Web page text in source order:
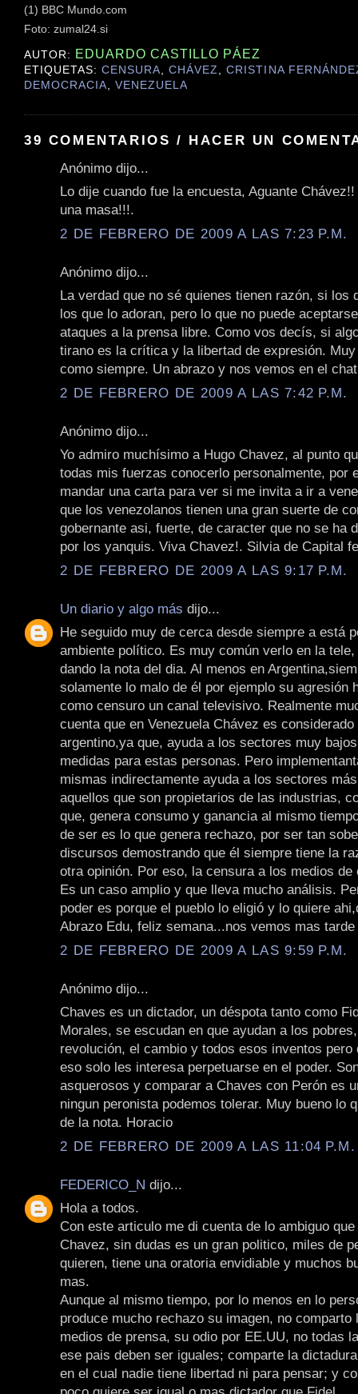
(1) BBC Mundo.com
Foto: zumal24.si
AUTOR: EDUARDO CASTILLO PÁEZ
ETIQUETAS:CENSURA,CHÁVEZ,CRISTINA
DEMOCRACIA,VENEZUELA
39 COMENTARIOS / HACER UN
Anónimo dijo...
Lo dije cuando fue la encuesta, Aguante
una masa!!!.
2 DE FEBRERO DE 2009 A LAS 7:23 P.M.
Anónimo dijo...
La verdad que no sé quienes tienen razón, si los
los que lo adoran, pero lo que no puede
ataques a la prensa libre. Como vos decís, si
tirano es la crítica y la libertad de expresión.
como siempre. Un abrazo y nos vemos en el
2 DE FEBRERO DE 2009 A LAS 7:42 P.M.
Anónimo dijo...
Yo admiro muchísimo a Hugo Chavez, al punto
todas mis fuerzas conocerlo personalmente, por
mandar una carta para ver si me invita a ir a
que los venezolanos tienen una gran suerte de
gobernante asi, fuerte, de caracter que no se ha
por los yanquis. Viva Chavez!. Silvia de Capital
2 DE FEBRERO DE 2009 A LAS 9:17 P.M.
Un diario y algo más dijo...
He seguido muy de cerca desde siempre a está
ambiente político. Es muy común verlo en la
dando la nota del dia. Al menos en
solamente lo malo de él por ejemplo su agresión
como censuro un canal televisivo. Realmente
cuenta que en Venezuela Chávez es considerado
argentino,ya que, ayuda a los sectores muy
medidas para estas personas. Pero
mismas indirectamente ayuda a los sectores
aquellos que son propietarios de las industrias,
que, genera consumo y ganancia al mismo
de ser es lo que genera rechazo, por ser tan
discursos demostrando que él siempre tiene la
otra opinión. Por eso, la censura a los medios de
Es un caso amplio y que lleva mucho análisis.
poder es porque el pueblo lo eligió y lo quiere
Abrazo Edu, feliz semana...nos vemos mas tarde
2 DE FEBRERO DE 2009 A LAS 9:59 P.M.
Anónimo dijo...
Chaves es un dictador, un déspota tanto como
Morales, se escudan en que ayudan a los
revolución, el cambio y todos esos inventos pero
eso solo les interesa perpetuarse en el poder.
asquerosos y comparar a Chaves con Perón es
ningun peronista podemos tolerar. Muy bueno lo
de la nota. Horacio
2 DE FEBRERO DE 2009 A LAS 11:04 P.M.
FEDERICO_N dijo...
Hola a todos.
Con este articulo me di cuenta de lo ambiguo
Chavez, sin dudas es un gran politico, miles de
quieren, tiene una oratoria envidiable y muchos
mas.
Aunque al mismo tiempo, por lo menos en lo
produce mucho rechazo su imagen, no comparto
medios de prensa, su odio por EE.UU, no todas
ese pais deben ser iguales; comparte la
en el cual nadie tiene libertad ni para pensar; y